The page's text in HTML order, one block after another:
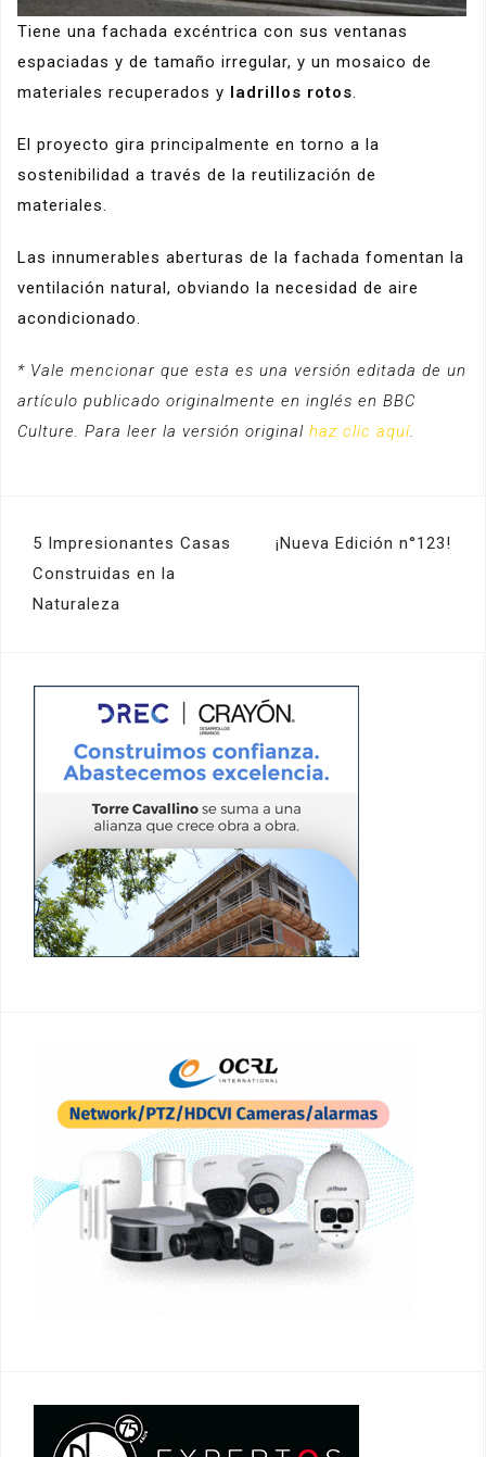
Tiene una fachada excéntrica con sus ventanas
espaciadas y de tamaño irregular, y un mosaico de
materiales recuperados y ladrillos rotos.
El proyecto gira principalmente en torno a la
sostenibilidad a través de la reutilización de
materiales.
Las innumerables aberturas de la fachada fomentan la
ventilación natural, obviando la necesidad de aire
acondicionado.
* Vale mencionar que esta es una versión editada de un
artículo publicado originalmente en inglés en BBC
Culture. Para leer la versión original haz clic aquí.
Navegación
de
entradas
5 Impresionantes Casas
Construidas en la
Naturaleza
¡Nueva Edición n°123!